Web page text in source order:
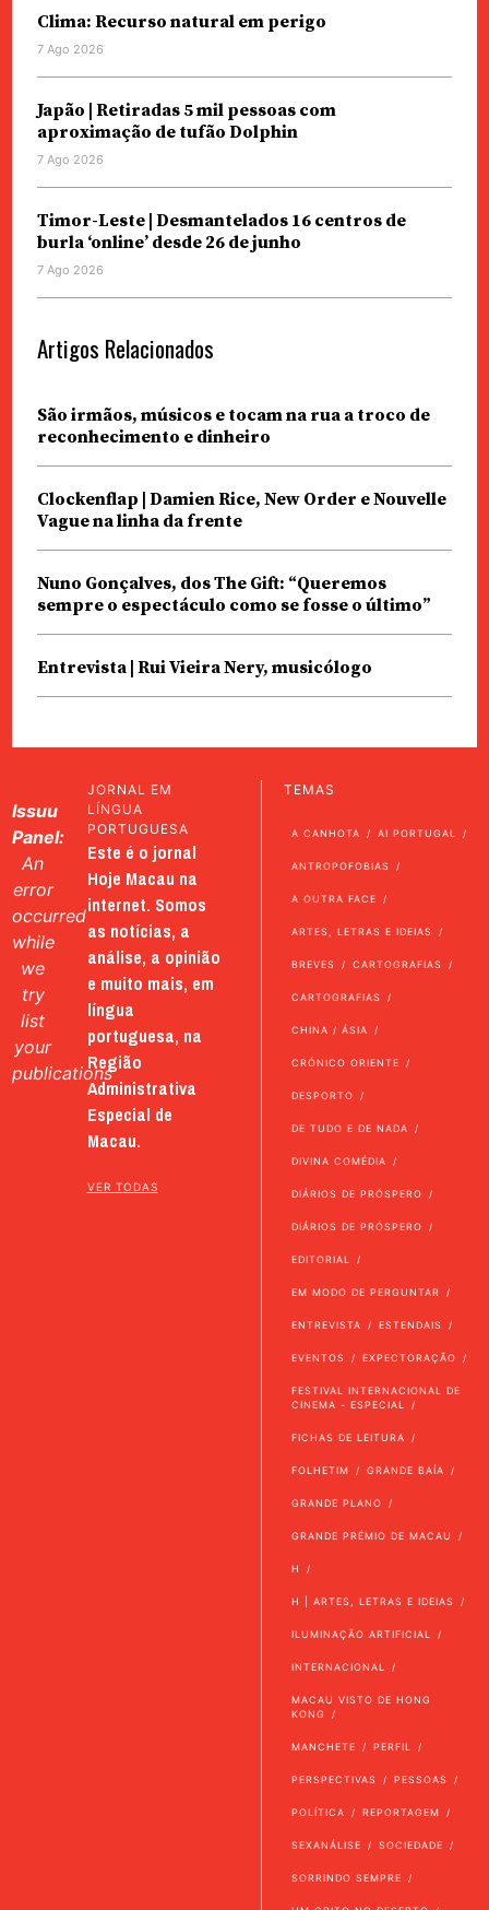
Clima: Recurso natural em perigo
7 Ago 2026
Japão | Retiradas 5 mil pessoas com
aproximação de tufão Dolphin
7 Ago 2026
Timor-Leste | Desmantelados 16 centros de
burla ‘online’ desde 26 de junho
7 Ago 2026
Artigos Relacionados
São irmãos, músicos e tocam na rua a troco de
reconhecimento e dinheiro
Clockenflap | Damien Rice, New Order e Nouvelle
Vague na linha da frente
Nuno Gonçalves, dos The Gift: “Queremos
sempre o espectáculo como se fosse o último”
Entrevista | Rui Vieira Nery, musicólogo
Issuu
Panel:
An
error
occurred
while
we
try
list
your
publications
JORNAL EM
LÍNGUA
PORTUGUESA
Este é o jornal
Hoje Macau na
internet. Somos
as notícias, a
análise, a opinião
e muito mais, em
língua
portuguesa, na
Região
Administrativa
Especial de
Macau.
VER TODAS
TEMAS
A CANHOTA AI PORTUGAL
ANTROPOFOBIAS
A OUTRA FACE
ARTES, LETRAS E IDEIAS
BREVES CARTOGRAFIAS
CARTOGRAFIAS
CHINA / ÁSIA
CRÓNICO ORIENTE
DESPORTO
DE TUDO E DE NADA
DIVINA COMÉDIA
DIÁRIOS DE PRÓSPERO
DIÁRIOS DE PRÓSPERO
EDITORIAL
EM MODO DE PERGUNTAR
ENTREVISTA ESTENDAIS
EVENTOS EXPECTORAÇÃO
FESTIVAL INTERNACIONAL DE
CINEMA - ESPECIAL
FICHAS DE LEITURA
FOLHETIM GRANDE BAÍA
GRANDE PLANO
GRANDE PRÉMIO DE MACAU
H
H | ARTES, LETRAS E IDEIAS
ILUMINAÇÃO ARTIFICIAL
INTERNACIONAL
MACAU VISTO DE HONG
KONG
MANCHETE PERFIL
PERSPECTIVAS PESSOAS
POLÍTICA REPORTAGEM
SEXANÁLISE SOCIEDADE
SORRINDO SEMPRE